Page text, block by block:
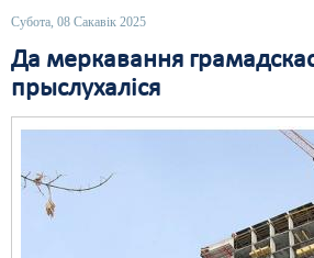
Субота, 08 Сакавік 2025
Да меркавання
прыслухаліся
Выбары
Грамадзянскія ініцыятывы
Дыскрымінацыя
Пра нас
RSS